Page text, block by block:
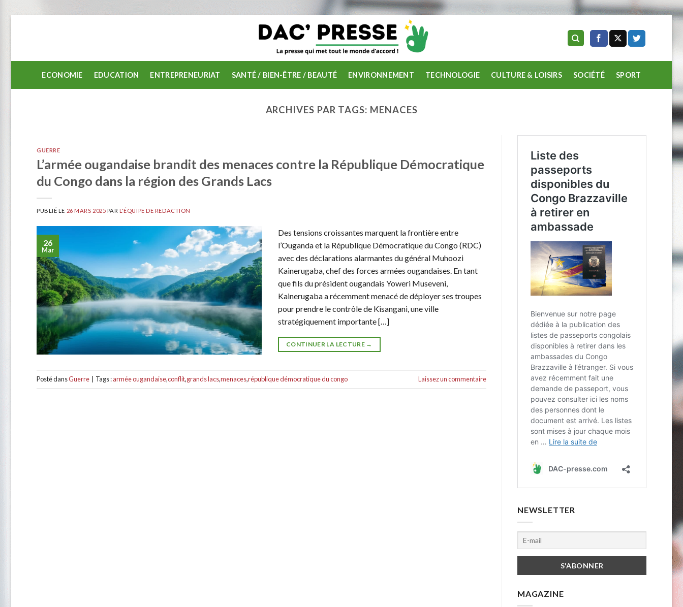
ECONOMIE EDUCATION ENTREPRENEURIAT SANTÉ / BIEN-ÊTRE / BEAUTÉ ENVIRONNEMENT TECHNOLOGIE CULTURE & LOISIRS SOCIÉTÉ SPORT
ARCHIVES PAR TAGS: MENACES
GUERRE
L’armée ougandaise brandit des menaces contre la République Démocratique
du Congo dans la région des Grands Lacs
PUBLIÉ LE 26 MARS 2025 PARL'ÉQUIPE DE REDACTION
26
Mar
Des tensions croissantes marquent la frontière entre
l’Ouganda et la République Démocratique du Congo (RDC)
avec des déclarations alarmantes du général Muhoozi
Kainerugaba, chef des forces armées ougandaises. En tant
que fils du président ougandais Yoweri Museveni,
Kainerugaba a récemment menacé de déployer ses troupes
pour prendre le contrôle de Kisangani, une ville
stratégiquement importante […]
CONTINUER LA LECTURE →
Posté dansGuerre Tags :armée ougandaise,conflit,grands lacs,menaces,république démocratique du congo Laissez un commentaire
NEWSLETTER
MAGAZINE